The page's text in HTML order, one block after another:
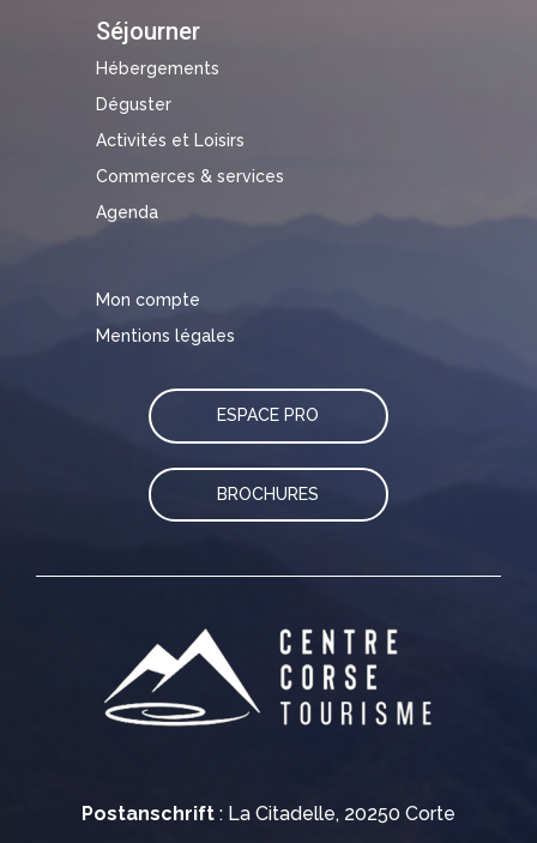
Postanschrift : La Citadelle, 20250 Corte
Séjourner
Hébergements
Déguster
Activités et Loisirs
Commerces & services
Agenda
Mon compte
Mentions légales
ESPACE PRO
BROCHURES